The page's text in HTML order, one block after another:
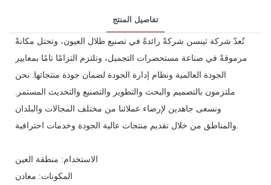
تفاصيل المنتج
تُعدّ شركة ثينسن شركةً رائدةً في تصنيع ظلال العيون، وتحتل مكانةً
مرموقةً في صناعة مستحضرات التجميل، وتلتزم التزامًا تامًا بمعايير
الجودة العالمية ونظام إدارة الجودة لضمان جودة منتجاتها. نحن
ملتزمون بالتصميم والبحث والتطوير والتصنيع والتحديث المستمر.
ونسعى جاهدين لإرضاء عملائنا من مختلف المجالات والبلدان
الاستخدام: منطقة العين
المكونات: معادن